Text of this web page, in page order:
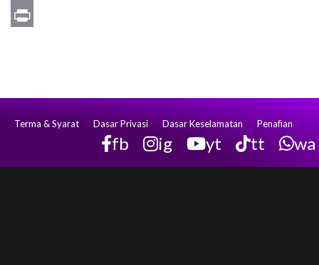
Email
Terma & Syarat Dasar Privasi Dasar Keselamatan Penafian
fb ig yt tt wa